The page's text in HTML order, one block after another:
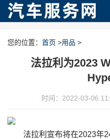
您的位置： 首页 >用品 >
法拉利为2023
时间：2022-03-06
法拉利宣布将在2023年